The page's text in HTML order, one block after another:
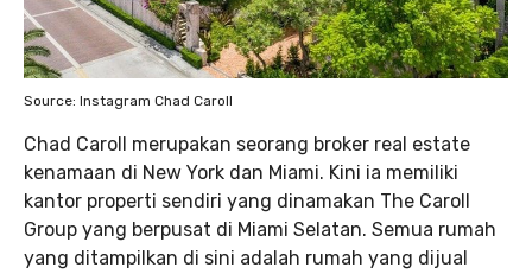
Source: Instagram Chad Caroll
Chad Caroll merupakan seorang broker real estate
kenamaan di New York dan Miami. Kini ia memiliki
kantor properti sendiri yang dinamakan The Caroll
Group yang berpusat di Miami Selatan. Semua rumah
yang ditampilkan di sini adalah rumah yang dijual